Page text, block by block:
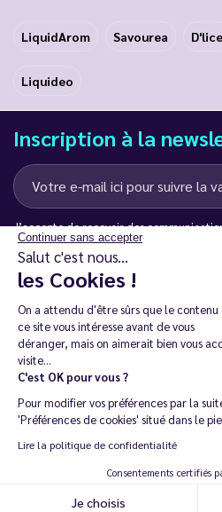
Continuer sans accepter
Salut c'est nous...
les Cookies !
On a attendu d'être sûrs que le contenu
ce site vous intéresse avant de vous
déranger, mais on aimerait bien vous
visite...
C'est OK pour vous ?
Pour modifier vos préférences par la
'Préférences de cookies' situé dans le
Lire la politique de confidentialité
Consentements certifiés
Je choisis
LiquidArom Savourea D'lice
Liquideo
Inscription à la
J’accepte de recevoir des
LD Groupe
Restez en contact
La vente de cigarette électronique
18 ans.
Copyright © 2014 - 2026 Le
Ne vapotez pas si